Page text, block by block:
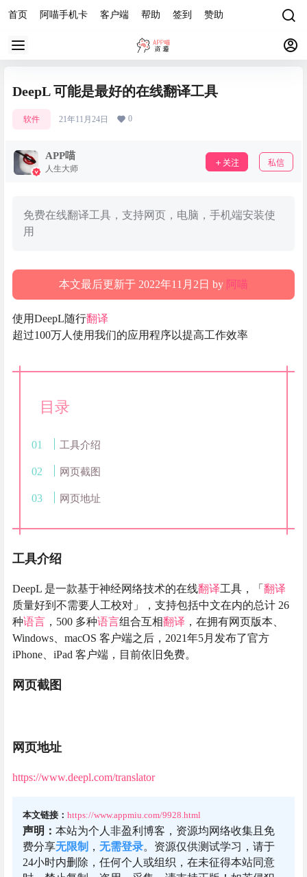
首页 阿喵手机卡 客户端 帮助 签到 赞助
DeepL 可能是最好的在线翻译工具
软件 21年11月24日 0
APP喵
人生大师
关注 私信
免费在线翻译工具，支持网页，电脑，手机端安装使
用
本文最后更新于 2022年11月2日 by 阿喵
使用DeepL随行翻译
超过100万人使用我们的应用程序以提高工作效率
目录
工具介绍
网页截图
网页地址
工具介绍
DeepL 是一款基于神经网络技术的在线翻译工具，「 翻译
质量好到不需要人工校对」，支持包括中文在内的总计 26
种语言 ，500 多种语言组合互相翻译 ，在拥有网页版本、
Windows、macOS 客户端之后，2021年5月发布了官方
iPhone、iPad 客户端，目前依旧免费。
网页截图
网页地址
https://www.deepl.com/translator
本文链接： https://www.appmiu.com/9928.html
声明： 本站为个人非盈利博客，资源均网络收集且免
费分享无限制 ， 无需登录。资源仅供测试学习，请于
24小时内删除，任何个人或组织，在未征得本站同意